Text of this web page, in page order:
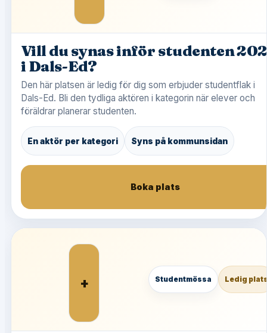
Vill du synas inför studenten
i Dals-Ed?
Den här platsen är ledig för dig som erbjuder studentflak i
Dals-Ed. Bli den tydliga aktören i kategorin när elever och
föräldrar planerar studenten.
En aktör per kategori Syns på kommunsidan
Boka plats
+ Studentmössa Ledig